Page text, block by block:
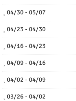
04/30 - 05/07
04/23 - 04/30
04/16 - 04/23
04/09 - 04/16
04/02 - 04/09
03/26 - 04/02